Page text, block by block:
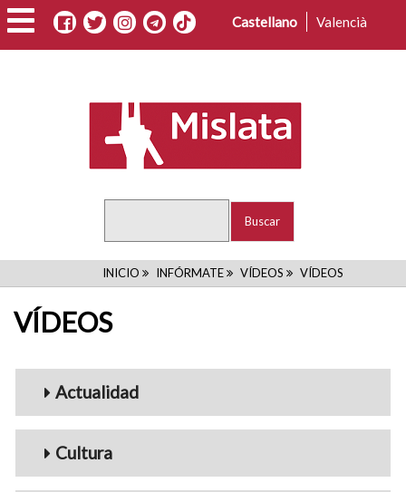
Pasar
al
contenido
Castellano Valencià
RUTA
INICIO INFÓRMATE VÍDEOS VÍDEOS
VÍDEOS
Menu_Videos
Actualidad
Cultura